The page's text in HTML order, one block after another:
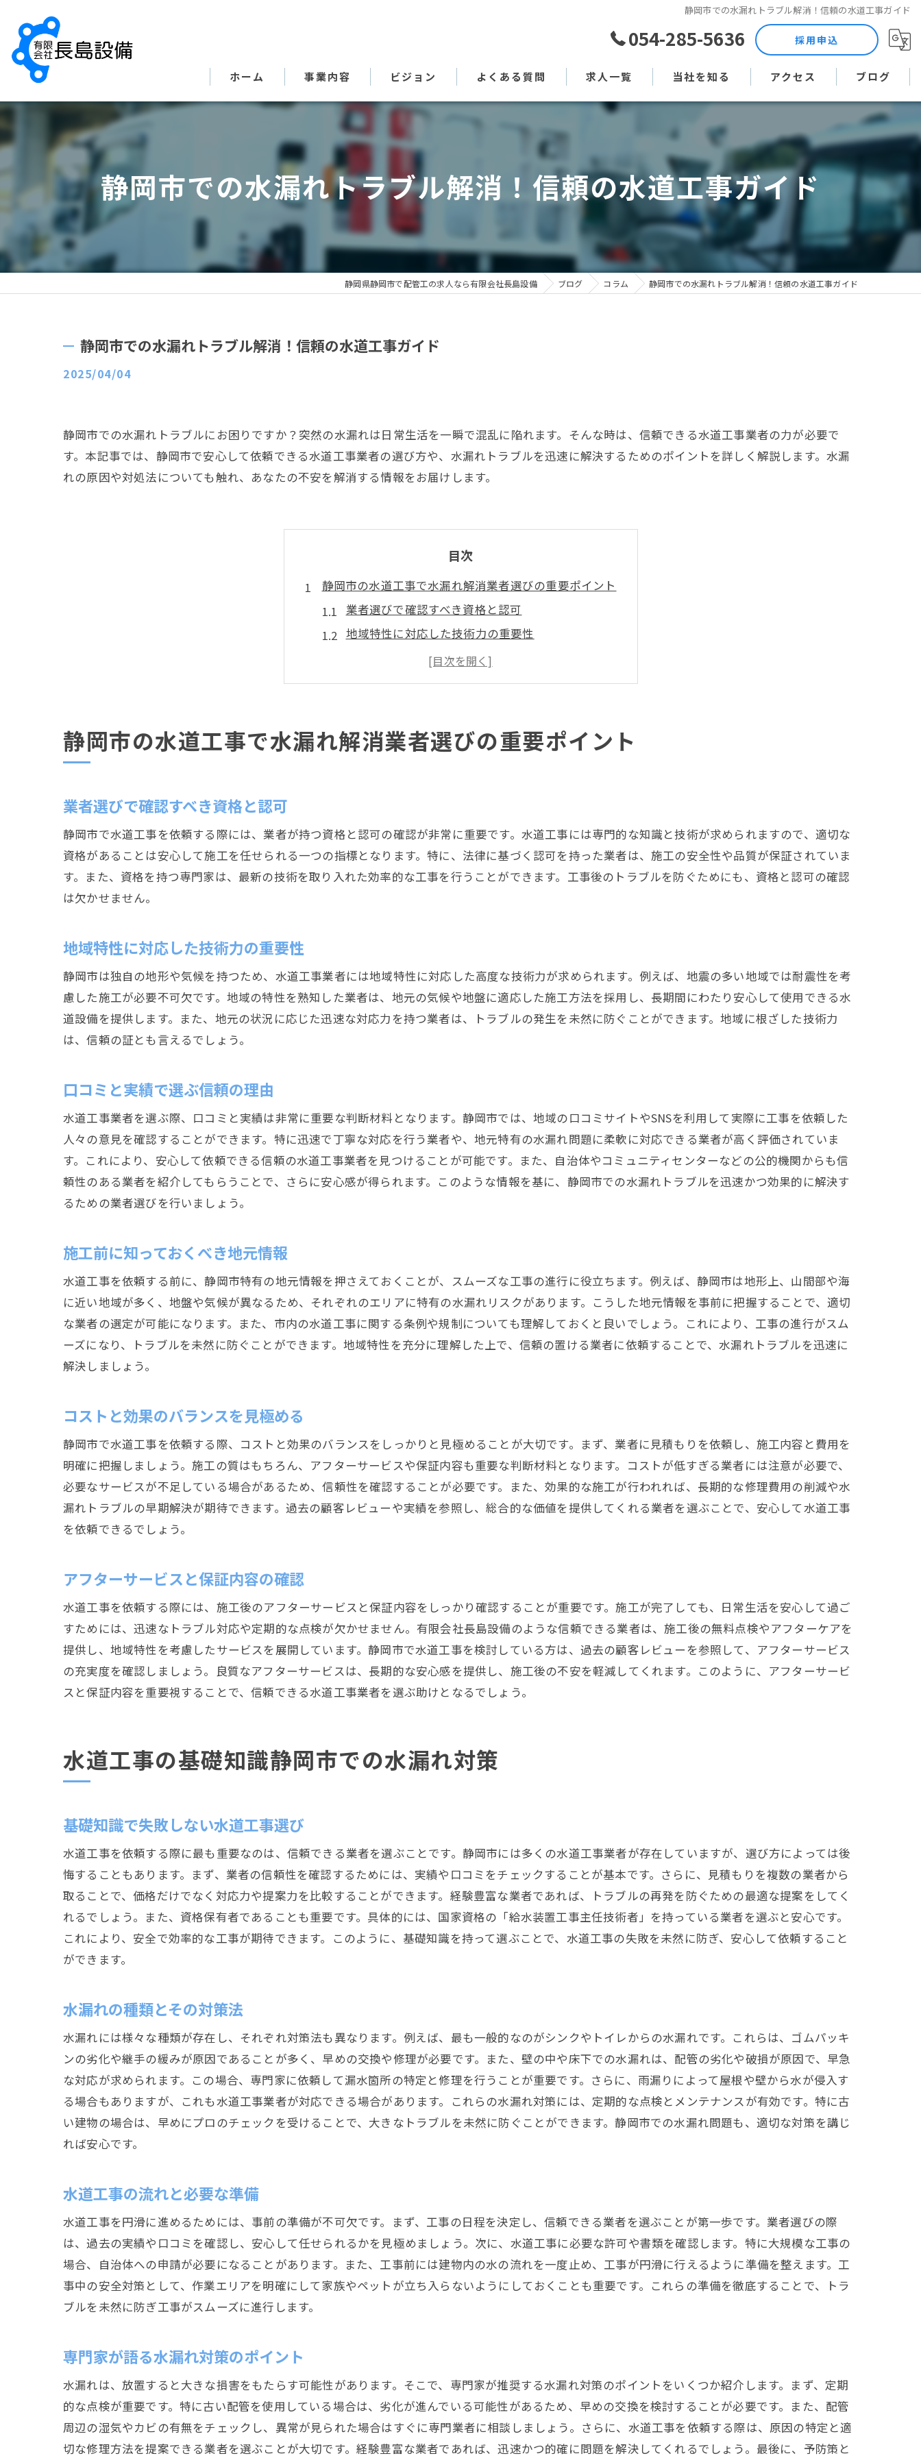
静岡市での水漏れトラブル解消！信頼の水道工事ガイド
054-285-5636 採用申込
ホーム 事業内容 ビジョン よくある質問 求人一覧 当社を知る
土木作業員
現場監督
未経験
直行直帰
アクセス ブログ
コラム
静岡市での水漏れトラブル解消！信頼の水道工事ガイド
静岡県静岡市で配管工の求人なら有限会社長島設備 ブログ コラム 静岡市での水漏れトラブル解消！信頼の水道工事ガイド
静岡市での水漏れトラブル解消！信頼の水道工事ガイド
2025/04/04
静岡市での水漏れトラブルにお困りですか？突然の水漏れは日常生活を一瞬で混乱に陥れます。そんな時は、信頼できる水道工事業者の力が必要で
す。本記事では、静岡市で安心して依頼できる水道工事業者の選び方や、水漏れトラブルを迅速に解決するためのポイントを詳しく解説します。水漏
れの原因や対処法についても触れ、あなたの不安を解消する情報をお届けします。
目次
静岡市の水道工事で水漏れ解消業者選びの重要ポイント
業者選びで確認すべき資格と認可
地域特性に対応した技術力の重要性
口コミと実績で選ぶ信頼の理由
施工前に知っておくべき地元情報
アフターサービスと保証内容の確認
水道工事の基礎知識静岡市での水漏れ対策
水道工事の流れと必要な準備
専門家が語る水漏れ対策のポイント
一般家庭でできる予防策
信頼できる業者の見極め方
地域密着型業者のメリット
実績と経験で選ぶ業者の重要性
水漏れ発生時の初期対応法
迅速な対応が鍵！業者選びのポイント
緊急対応に強い業者の特徴
水漏れの原因別解決法
最新技術で見つける水漏れの原因
静岡市で採用される新技術とは
漏水検知技術の進化とその効果
最新技術を駆使した業者選びのポイント
安全施工のための基本手順
業者間のコミュニケーションが重要
施工中に気をつけるべき安全対策
静岡市特有の気候に対応する工事法
地元の地形に適した施工技術
地域のニーズを反映した工事方法
地元密着型業者のメリット
静岡市での水漏れ防止策と水道工事の効果的な実施法
長期的な視点で見る水道工事の価値
地元での成功事例から学ぶ防止策
水漏れ予防のための家庭での工夫
静岡市の水道工事で水漏れ解消業者選びの重要ポイント
業者選びで確認すべき資格と認可
静岡市で水道工事を依頼する際には、業者が持つ資格と認可の確認が非常に重要です。水道工事には専門的な知識と技術が求められますので、適切な
資格があることは安心して施工を任せられる一つの指標となります。特に、法律に基づく認可を持った業者は、施工の安全性や品質が保証されていま
す。また、資格を持つ専門家は、最新の技術を取り入れた効率的な工事を行うことができます。工事後のトラブルを防ぐためにも、資格と認可の確認
は欠かせません。
地域特性に対応した技術力の重要性
静岡市は独自の地形や気候を持つため、水道工事業者には地域特性に対応した高度な技術力が求められます。例えば、地震の多い地域では耐震性を考
慮した施工が必要不可欠です。地域の特性を熟知した業者は、地元の気候や地盤に適応した施工方法を採用し、長期間にわたり安心して使用できる水
道設備を提供します。また、地元の状況に応じた迅速な対応力を持つ業者は、トラブルの発生を未然に防ぐことができます。地域に根ざした技術力
は、信頼の証とも言えるでしょう。
口コミと実績で選ぶ信頼の理由
水道工事業者を選ぶ際、口コミと実績は非常に重要な判断材料となります。静岡市では、地域の口コミサイトやSNSを利用して実際に工事を依頼した
人々の意見を確認することができます。特に迅速で丁寧な対応を行う業者や、地元特有の水漏れ問題に柔軟に対応できる業者が高く評価されていま
す。これにより、安心して依頼できる信頼の水道工事業者を見つけることが可能です。また、自治体やコミュニティセンターなどの公的機関からも信
頼性のある業者を紹介してもらうことで、さらに安心感が得られます。このような情報を基に、静岡市での水漏れトラブルを迅速かつ効果的に解決す
るための業者選びを行いましょう。
施工前に知っておくべき地元情報
水道工事を依頼する前に、静岡市特有の地元情報を押さえておくことが、スムーズな工事の進行に役立ちます。例えば、静岡市は地形上、山間部や海
に近い地域が多く、地盤や気候が異なるため、それぞれのエリアに特有の水漏れリスクがあります。こうした地元情報を事前に把握することで、適切
な業者の選定が可能になります。また、市内の水道工事に関する条例や規制についても理解しておくと良いでしょう。これにより、工事の進行がスム
ーズになり、トラブルを未然に防ぐことができます。地域特性を充分に理解した上で、信頼の置ける業者に依頼することで、水漏れトラブルを迅速に
解決しましょう。
コストと効果のバランスを見極める
静岡市で水道工事を依頼する際、コストと効果のバランスをしっかりと見極めることが大切です。まず、業者に見積もりを依頼し、施工内容と費用を
明確に把握しましょう。施工の質はもちろん、アフターサービスや保証内容も重要な判断材料となります。コストが低すぎる業者には注意が必要で、
必要なサービスが不足している場合があるため、信頼性を確認することが必要です。また、効果的な施工が行われれば、長期的な修理費用の削減や水
漏れトラブルの早期解決が期待できます。過去の顧客レビューや実績を参照し、総合的な価値を提供してくれる業者を選ぶことで、安心して水道工事
を依頼できるでしょう。
アフターサービスと保証内容の確認
水道工事を依頼する際には、施工後のアフターサービスと保証内容をしっかり確認することが重要です。施工が完了しても、日常生活を安心して過ご
すためには、迅速なトラブル対応や定期的な点検が欠かせません。有限会社長島設備のような信頼できる業者は、施工後の無料点検やアフターケアを
提供し、地域特性を考慮したサービスを展開しています。静岡市で水道工事を検討している方は、過去の顧客レビューを参照して、アフターサービス
の充実度を確認しましょう。良質なアフターサービスは、長期的な安心感を提供し、施工後の不安を軽減してくれます。このように、アフターサービ
スと保証内容を重要視することで、信頼できる水道工事業者を選ぶ助けとなるでしょう。
水道工事の基礎知識静岡市での水漏れ対策
基礎知識で失敗しない水道工事選び
水道工事を依頼する際に最も重要なのは、信頼できる業者を選ぶことです。静岡市には多くの水道工事業者が存在していますが、選び方によっては後
悔することもあります。まず、業者の信頼性を確認するためには、実績や口コミをチェックすることが基本です。さらに、見積もりを複数の業者から
取ることで、価格だけでなく対応力や提案力を比較することができます。経験豊富な業者であれば、トラブルの再発を防ぐための最適な提案をしてく
れるでしょう。また、資格保有者であることも重要です。具体的には、国家資格の「給水装置工事主任技術者」を持っている業者を選ぶと安心です。
これにより、安全で効率的な工事が期待できます。このように、基礎知識を持って選ぶことで、水道工事の失敗を未然に防ぎ、安心して依頼すること
ができます。
水漏れの種類とその対策法
水漏れには様々な種類が存在し、それぞれ対策法も異なります。例えば、最も一般的なのがシンクやトイレからの水漏れです。これらは、ゴムパッキ
ンの劣化や継手の緩みが原因であることが多く、早めの交換や修理が必要です。また、壁の中や床下での水漏れは、配管の劣化や破損が原因で、早急
な対応が求められます。この場合、専門家に依頼して漏水箇所の特定と修理を行うことが重要です。さらに、雨漏りによって屋根や壁から水が侵入す
る場合もありますが、これも水道工事業者が対応できる場合があります。これらの水漏れ対策には、定期的な点検とメンテナンスが有効です。特に古
い建物の場合は、早めにプロのチェックを受けることで、大きなトラブルを未然に防ぐことができます。静岡市での水漏れ問題も、適切な対策を講じ
れば安心です。
水道工事の流れと必要な準備
水道工事を円滑に進めるためには、事前の準備が不可欠です。まず、工事の日程を決定し、信頼できる業者を選ぶことが第一歩です。業者選びの際
は、過去の実績や口コミを確認し、安心して任せられるかを見極めましょう。次に、水道工事に必要な許可や書類を確認します。特に大規模な工事の
場合、自治体への申請が必要になることがあります。また、工事前には建物内の水の流れを一度止め、工事が円滑に行えるように準備を整えます。工
事中の安全対策として、作業エリアを明確にして家族やペットが立ち入らないようにしておくことも重要です。これらの準備を徹底することで、トラ
ブルを未然に防ぎ工事がスムーズに進行します。
専門家が語る水漏れ対策のポイント
水漏れは、放置すると大きな損害をもたらす可能性があります。そこで、専門家が推奨する水漏れ対策のポイントをいくつか紹介します。まず、定期
的な点検が重要です。特に古い配管を使用している場合は、劣化が進んでいる可能性があるため、早めの交換を検討することが必要です。また、配管
周辺の湿気やカビの有無をチェックし、異常が見られた場合はすぐに専門業者に相談しましょう。さらに、水道工事を依頼する際は、原因の特定と適
切な修理方法を提案できる業者を選ぶことが大切です。経験豊富な業者であれば、迅速かつ的確に問題を解決してくれるでしょう。最後に、予防策と